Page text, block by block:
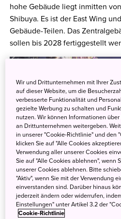
hohe Gebäude liegt inmitten
Shibuya. Es ist der East Wing
Gebäude-Teilen. Das
sollen bis 2028 fertiggestellt
Wir und Drittunternehmen mit Ihrer
auf dieser Website, um die
verbesserte Funktionalität und
gezielte Werbung zu schalten und
nutzen. Wir können Informationen
an Drittunternehmen weitergeben.
in unserer "Cookie-Richtlinie" und den
klicken Sie auf "Alle Cookies
Verwendung aller unserer Cookies
Sie auf "Alle Cookies ablehnen", wenn
unserer Cookies ablehnen. Bitte
"Aktiv", wenn Sie mit der Verwendung
einverstanden sind. Darüber hinaus
jederzeit ändern oder widerrufen,
Einstellungen" unter Artikel 3.2 der
Cookie-Richtlinie